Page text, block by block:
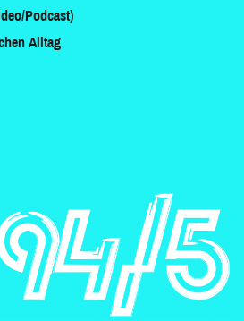
Podcast)
Alltag